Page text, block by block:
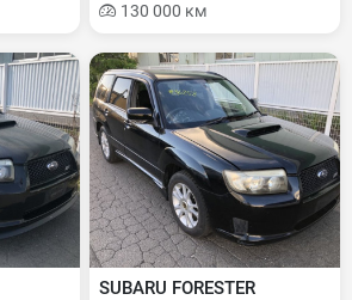
130 000 км
SUBARU FORESTER